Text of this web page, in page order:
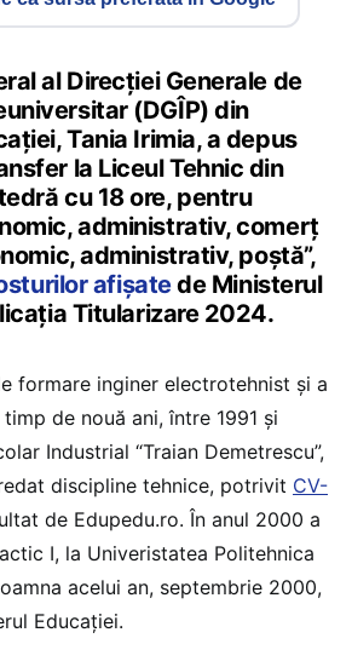
al Direcției Generale de
(DGÎP) din
Tania Irimia, a depus
la Liceul Tehnic din
cu 18 ore, pentru
administrativ, comerţ
administrativ, poştă”,
afișatede Ministerul
Titularizare 2024.
formare inginer electrotehnist și a
de nouă ani, între 1991 și
Industrial “Traian Demetrescu”,
discipline tehnice, potrivit CV-
de Edupedu.ro. În anul 2000 a
I, la Univeristatea Politehnica
acelui an, septembrie 2000,
Educației.